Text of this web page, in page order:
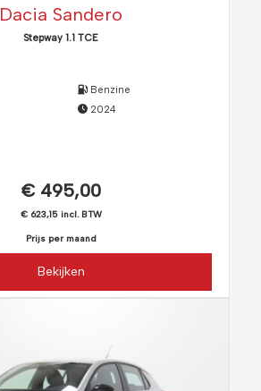
Dacia Sandero
Stepway 1.1 TCE
Benzine
2024
€ 495,00
€ 623,15 incl. BTW
Prijs per maand
Bekijken